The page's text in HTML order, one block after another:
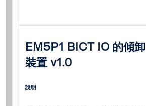
EM5P1 BICT IO 的傾卸
裝置 v1.0
說明